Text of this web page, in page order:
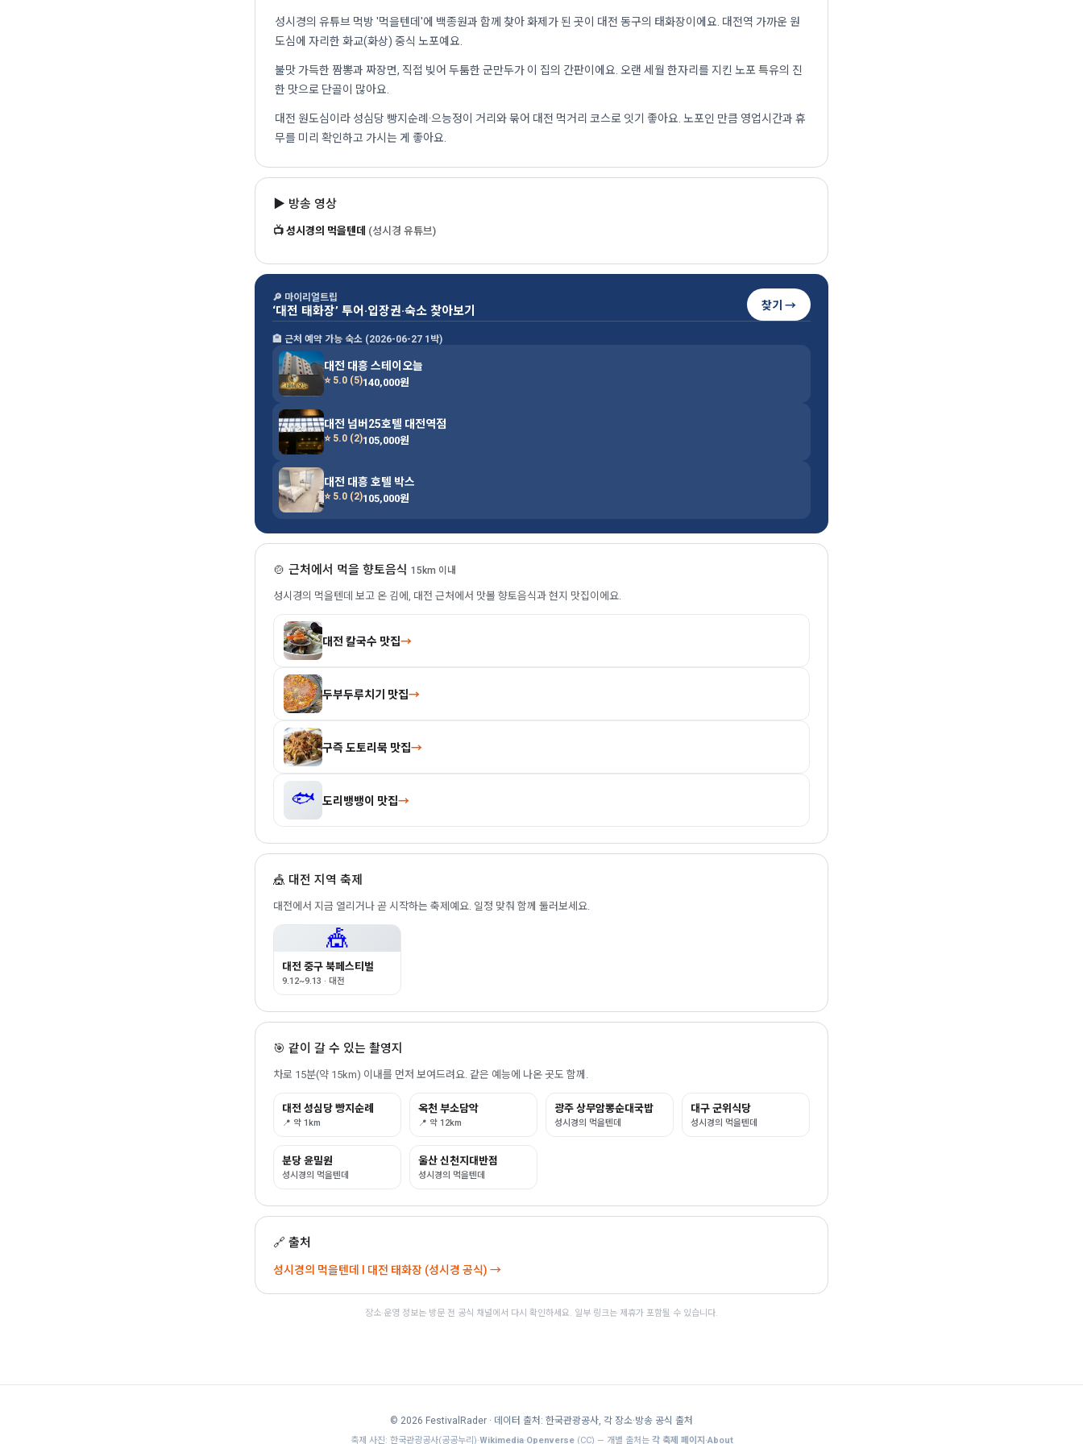
성시경의 유튜브 먹방 '먹을텐데'에 백종원과 함께 찾아 화제가 된 곳이 대전 동구의 태화장이에요. 대전역 가까운 원
도심에 자리한 화교(화상) 중식 노포예요.
불맛 가득한 짬뽕과 짜장면, 직접 빚어 두툼한 군만두가 이 집의 간판이에요. 오랜 세월 한자리를 지킨 노포 특유의 진
한 맛으로 단골이 많아요.
대전 원도심이라 성심당 빵지순례·으능정이 거리와 묶어 대전 먹거리 코스로 잇기 좋아요. 노포인 만큼 영업시간과 휴
무를 미리 확인하고 가시는 게 좋아요.
▶ 방송 영상
📺 성시경의 먹을텐데 (성시경 유튜브)
🔎 마이리얼트립
‘대전 태화장’ 투어·입장권·숙소 찾아보기 찾기 →
🏨 근처 예약 가능 숙소 (2026-06-27 1박)
대전 대흥 스테이오늘
⭐ 5.0 (5)140,000원
대전 넘버25호텔 대전역점
⭐ 5.0 (2)105,000원
대전 대흥 호텔 박스
⭐ 5.0 (2)105,000원
🍲 근처에서 먹을 향토음식 15km 이내
성시경의 먹을텐데 보고 온 김에, 대전 근처에서 맛볼 향토음식과 현지 맛집이에요.
대전 칼국수 맛집→
두부두루치기 맛집→
구즉 도토리묵 맛집→
🐟 도리뱅뱅이 맛집→
🎪 대전 지역 축제
대전에서 지금 열리거나 곧 시작하는 축제예요. 일정 맞춰 함께 둘러보세요.
🎪
대전 중구 북페스티벌
9.12~9.13 · 대전
🎯 같이 갈 수 있는 촬영지
차로 15분(약 15km) 이내를 먼저 보여드려요. 같은 예능에 나온 곳도 함께.
대전 성심당 빵지순례
📍 약 1km
옥천 부소담악
📍 약 12km
광주 상무암뽕순대국밥
성시경의 먹을텐데
대구 군위식당
성시경의 먹을텐데
분당 윤밀원
성시경의 먹을텐데
울산 신천지대반점
성시경의 먹을텐데
🔗 출처
성시경의 먹을텐데 l 대전 태화장 (성시경 공식) →
장소·운영 정보는 방문 전 공식 채널에서 다시 확인하세요. 일부 링크는 제휴가 포함될 수 있습니다.
© 2026 FestivalRader · 데이터 출처: 한국관광공사, 각 장소·방송 공식 출처
축제 사진: 한국관광공사(공공누리)·Wikimedia·Openverse(CC) — 개별 출처는 각 축제 페이지·About